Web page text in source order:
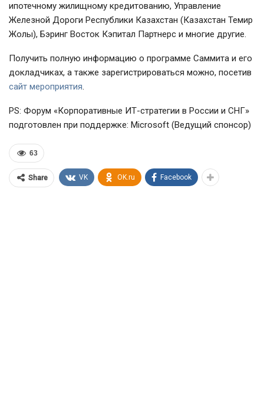
ипотечному жилищному кредитованию, Управление
Железной Дороги Республики Казахстан (Казахстан Темир
Жолы), Бэринг Восток Кэпитал Партнерс и многие другие.
Получить полную информацию о программе Саммита и его
докладчиках, а также зарегистрироваться можно, посетив
сайт мероприятия.
PS: Форум «Корпоративные ИТ-стратегии в России и СНГ»
подготовлен при поддержке: Microsoft (Ведущий спонсор)
63
Share VK OK.ru Facebook